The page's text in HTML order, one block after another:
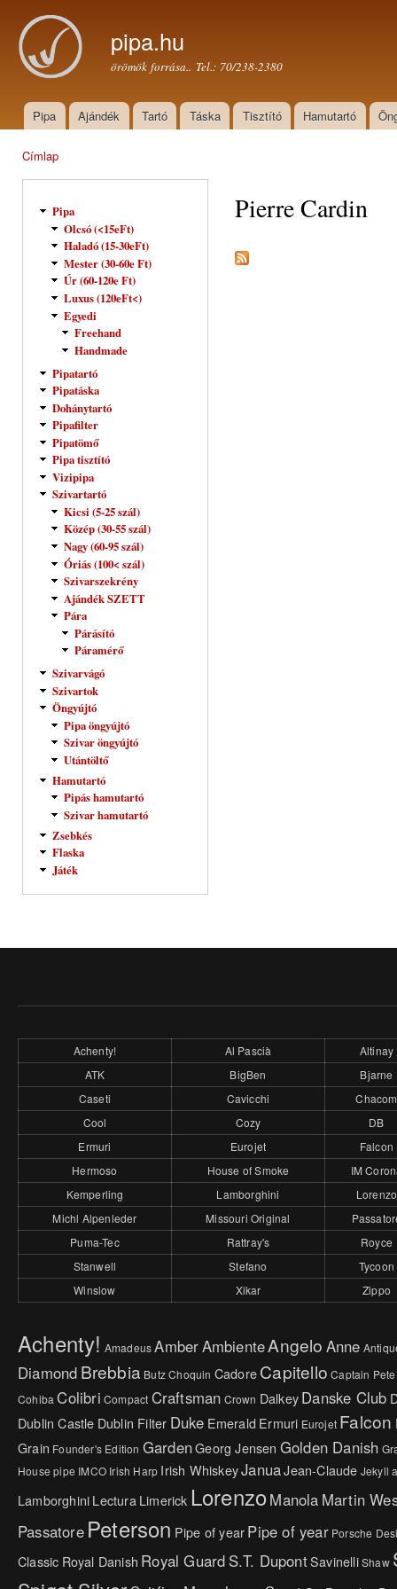
pipa.hu
örömök forrása.. Tel.: 70/238-2380
Főmenü
Pipa Ajándék Tartó Táska Tisztító Hamutartó
Címlap
Pipa
Olcsó (<15eFt)
Haladó (15-30eFt)
Mester (30-60e Ft)
Úr (60-120e Ft)
Luxus (120eFt<)
Egyedi
Freehand
Handmade
Pipatartó
Pipatáska
Dohánytartó
Pipafilter
Pipatömő
Pipa tisztító
Vizipipa
Szivartartó
Kicsi (5-25 szál)
Közép (30-55 szál)
Nagy (60-95 szál)
Óriás (100< szál)
Szivarszekrény
Ajándék SZETT
Pára
Párásító
Páramérő
Szivarvágó
Szivartok
Öngyújtó
Pipa öngyújtó
Szivar öngyújtó
Utántöltő
Hamutartó
Pipás hamutartó
Szivar hamutartó
Zsebkés
Flaska
Játék
Pierre Cardin
Achenty! Al Pascià
Altinay
ATK
BigBen
Bjarne
Caseti
Cavicchi
Chacom
Cool
Cozy
DB
Ermuri
Eurojet
Falcon
Hermoso
House of Smoke
IM
Kemperling
Lamborghini
Lorenzo
Michl Alpenleder
Missouri Original
Puma-Tec
Rattray's
Royce
Stanwell
Stefano
Tycoon
Winslow
Xikar Zippo
Achenty! Amadeus AmberAmbienteAngelo Anne
Diamond Brebbia Butz Choquin CadoreCapitello Captain Pete
Cohiba Colibri Compact Craftsman Crown DalkeyDanske Club
Dublin Castle Dublin Filter Duke Emerald Ermuri Eurojet Falcon
Grain Founder's Edition GardenGeorg Jensen Golden Danish
House pipe IMCO Irish Harp Irish WhiskeyJanuaJean-Claude Jekyll
LamborghiniLectura Limerick LorenzoManola Martin
Passatore Peterson Pipe of yearPipe of year Porsche
Classic Royal Danish Royal Guard S.T. DupontSavinelliShaw